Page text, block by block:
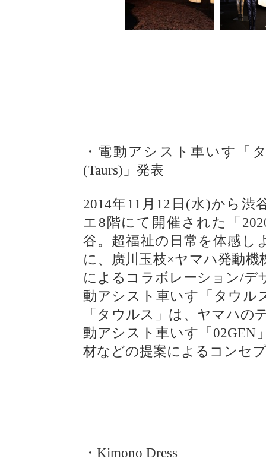
・電動アシスト車いす「
(Taurs)」発表
2014年11月12日(水)から渋
エ8階にて開催された「
谷。超福祉の日常を体感し
に、廣川玉枝×ヤマハ発動機
によるコラボレーション/デ
動アシスト車いす「タウル
「タウルス」は、ヤマハ
動アシスト車いす「02GEN
材などの提案によるコンセ
・Kimono Dress